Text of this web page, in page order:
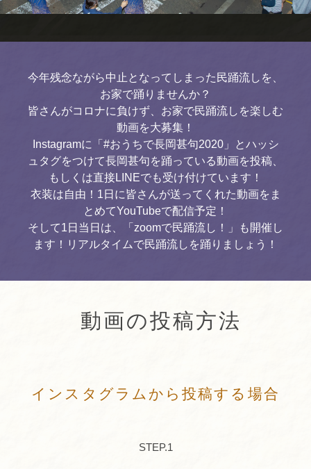
今年残念ながら中止となってしまった民踊流しを、
お家で踊りませんか？
皆さんがコロナに負けず、お家で民踊流しを楽しむ
動画を大募集！
Instagramに「#おうちで長岡甚句2020」とハッシ
ュタグをつけて長岡甚句を踊っている動画を投稿、
もしくは直接LINEでも受け付けています！
衣装は自由！1日に皆さんが送ってくれた動画をま
とめてYouTubeで配信予定！
そして1日当日は、「zoomで民踊流し！」も開催し
ます！リアルタイムで民踊流しを踊りましょう！
動画の投稿方法
インスタグラムから投稿する場合
STEP.1